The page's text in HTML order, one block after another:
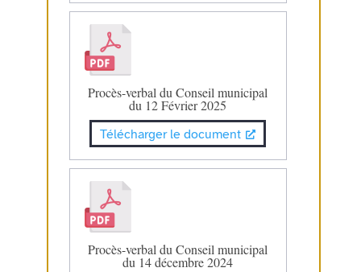
Procès-verbal du Conseil municipal
du 12 Février 2025
Télécharger le document
Procès-verbal du Conseil municipal
du 14 décembre 2024